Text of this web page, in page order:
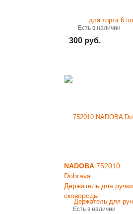
Есть в наличии
300 руб.
NADOBA 752010
Dobrava
Держатель для ручки
сковороды
Есть в наличии